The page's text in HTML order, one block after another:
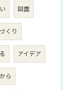
図面
くり
アイデア
ら